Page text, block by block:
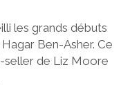
les grands débuts
Ben-Asher. Ce
seller de Liz Moore